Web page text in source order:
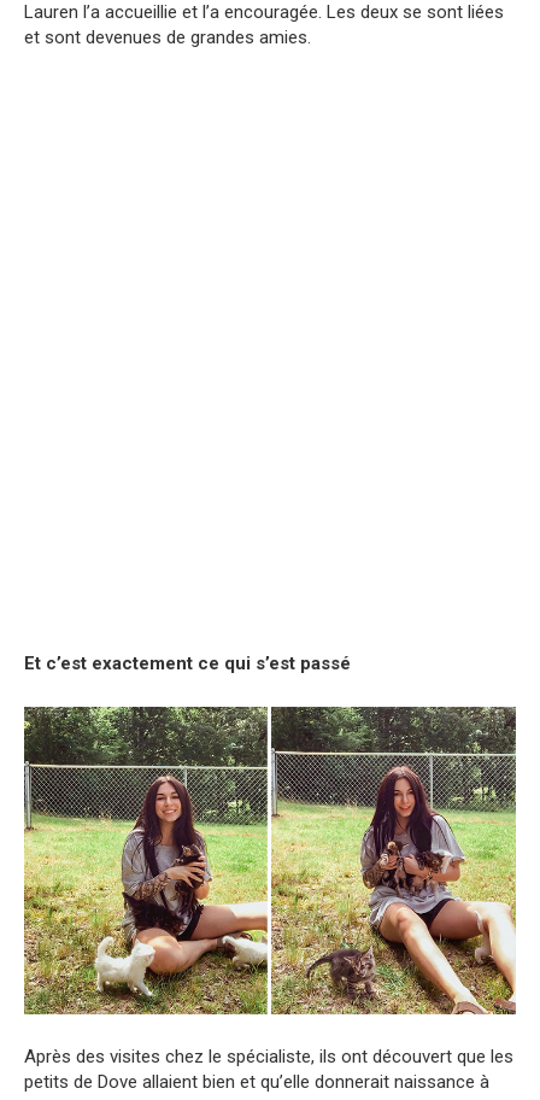
Lauren l’a accueillie et l’a encouragée. Les deux se sont liées
et sont devenues de grandes amies.
Et c’est exactement ce qui s’est passé
Après des visites chez le spécialiste, ils ont découvert que les
petits de Dove allaient bien et qu’elle donnerait naissance à